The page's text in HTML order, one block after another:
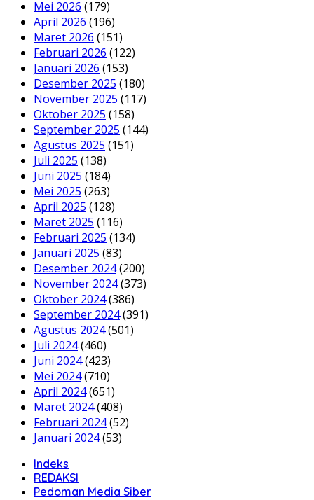
Mei 2026 (179)
April 2026 (196)
Maret 2026 (151)
Februari 2026 (122)
Januari 2026 (153)
Desember 2025 (180)
November 2025 (117)
Oktober 2025 (158)
September 2025 (144)
Agustus 2025 (151)
Juli 2025 (138)
Juni 2025 (184)
Mei 2025 (263)
April 2025 (128)
Maret 2025 (116)
Februari 2025 (134)
Januari 2025 (83)
Desember 2024(200)
November 2024(373)
Oktober 2024(386)
September 2024(391)
Agustus 2024(501)
Juli 2024(460)
Juni 2024(423)
Mei 2024(710)
April 2024(651)
Maret 2024(408)
Februari 2024(52)
Januari 2024(53)
Indeks
REDAKSI
Pedoman Media Siber